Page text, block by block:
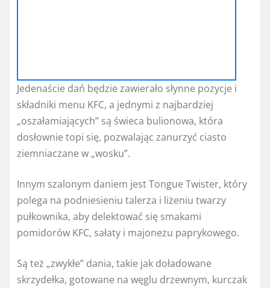
Jedenaście dań będzie zawierało słynne pozycje i
składniki menu KFC, a jednymi z najbardziej
„oszałamiających” są świeca bulionowa, która
dosłownie topi się, pozwalając zanurzyć ciasto
ziemniaczane w „wosku”.
Innym szalonym daniem jest Tongue Twister, który
polega na podniesieniu talerza i liżeniu twarzy
pułkownika, aby delektować się smakami
pomidorów KFC, sałaty i majonezu paprykowego.
Są też „zwykłe” dania, takie jak doładowane
skrzydełka, gotowane na węglu drzewnym, kurczak